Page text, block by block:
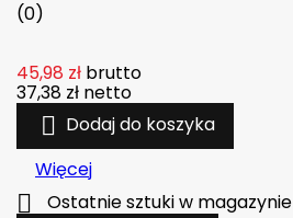
(0)
45,98 zł brutto
37,38 zł netto
 Dodaj do koszyka
Więcej

Ostatnie sztuki w magazynie